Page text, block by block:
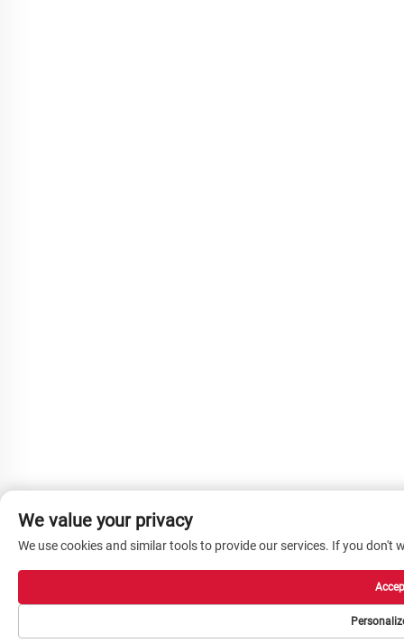
We value your privacy
We use cookies and similar tools to provide our services. If you don't